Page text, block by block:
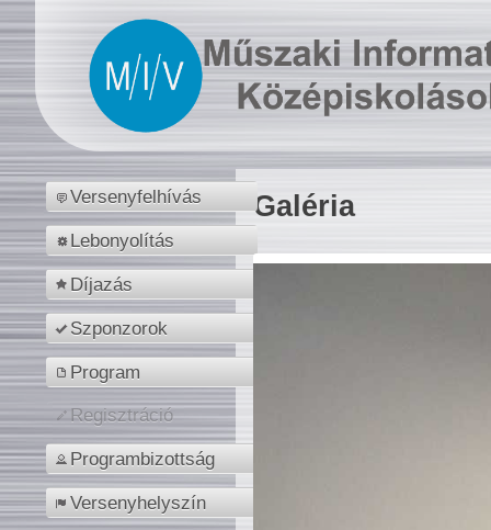
Versenyfelhívás
Lebonyolítás
Díjazás
Szponzorok
Program
Regisztráció
Programbizottság
Versenyhelyszín
Galéria